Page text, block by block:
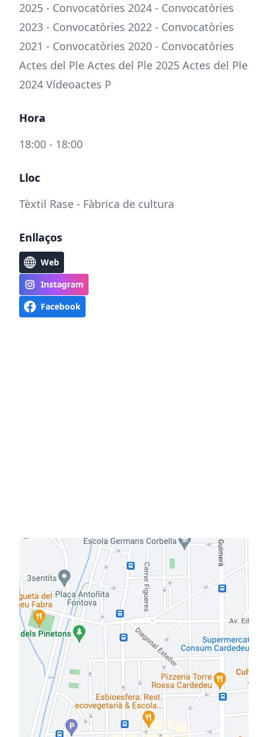
2025 - Convocatòries 2024 - Convocatòries
2023 - Convocatòries 2022 - Convocatòries
2021 - Convocatòries 2020 - Convocatòries
Actes del Ple Actes del Ple 2025 Actes del Ple
2024 Vídeoactes P
Hora
18:00 - 18:00
Lloc
Tèxtil Rase - Fàbrica de cultura
Enllaços
Web
Instagram
Facebook